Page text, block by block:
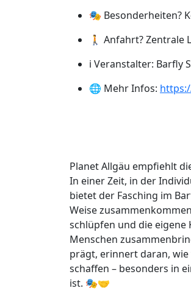
🎭 Besonderheiten?
🚶 Anfahrt? Zentrale
ℹ️ Veranstalter: Barfly
🌐 Mehr Infos:
Planet Allgäu empfiehlt
In einer Zeit, in der
bietet der Fasching im
Weise
schlüpfen und die eigene
Menschen
prägt, erinnert daran,
schaffen – besonders in
ist. 🎭🤝